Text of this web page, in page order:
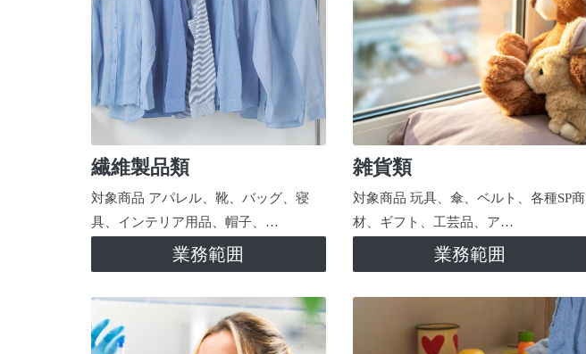
繊維製品類
対象商品 アパレル、靴、バッグ、寝
具、インテリア用品、帽子、…
業務範囲
雑貨類
対象商品 玩具、傘、ベルト、各種SP商
材、ギフト、工芸品、ア…
業務範囲